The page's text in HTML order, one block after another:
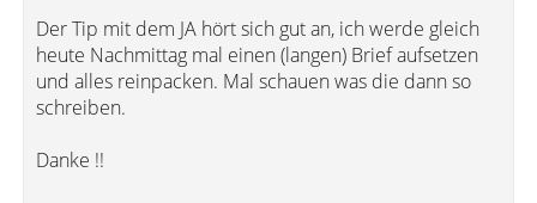
Der Tip mit dem JA hört sich gut an, ich werde gleich
heute Nachmittag mal einen (langen) Brief aufsetzen
und alles reinpacken. Mal schauen was die dann so
schreiben.
Danke !!